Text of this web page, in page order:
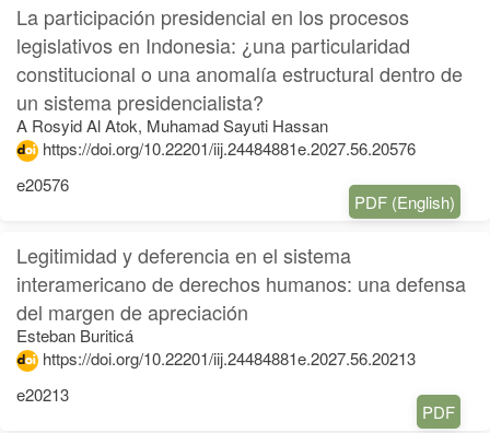
La participación presidencial en los procesos
legislativos en Indonesia: ¿una particularidad
constitucional o una anomalía estructural dentro de
un sistema presidencialista?
A Rosyid Al Atok, Muhamad Sayuti Hassan
https://doi.org/10.22201/iij.24484881e.2027.56.20576
e20576
PDF (English)
Legitimidad y deferencia en el sistema
interamericano de derechos humanos: una defensa
del margen de apreciación
Esteban Buriticá
https://doi.org/10.22201/iij.24484881e.2027.56.20213
e20213
PDF